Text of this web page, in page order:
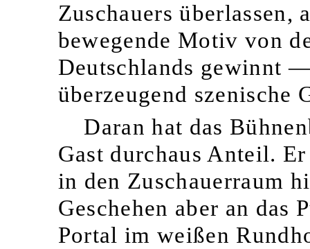
Zuschauers überlassen,
bewegende Motiv von
Deutschlands gewinnt
überzeugend szenische
Daran hat das
Gast durchaus Anteil.
in den Zuschauerraum
Geschehen aber an das
Portal im weißen